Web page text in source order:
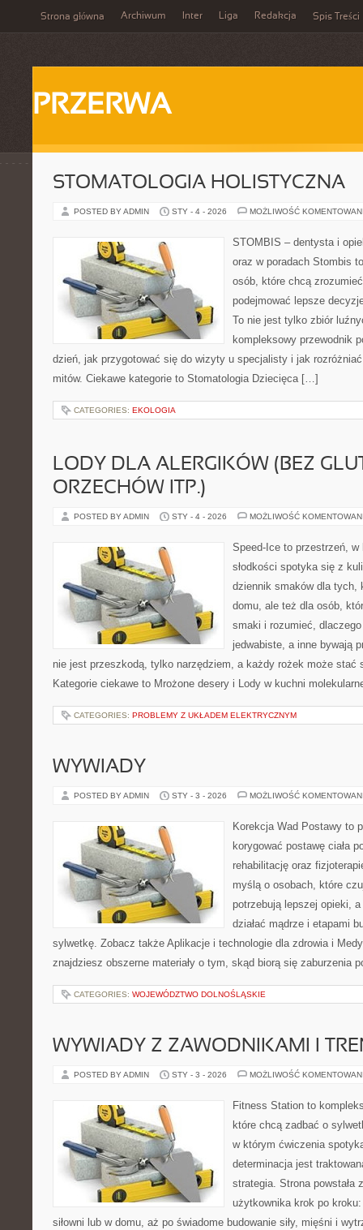
Strona główna Archiwum Inter Liga Redakcja Spis Treści
PRZERWA
STOMATOLOGIA HOLISTYCZNA
POSTED BY ADMIN STY - 4 - 2026 MOŻLIWOŚĆ
STOMBIS – dentysta i
oraz w poradach Stombis
osób, które chcą
podejmować lepsze
To nie jest tylko zbiór
kompleksowy przewodnik
dzień, jak przygotować się do wizyty u specjalisty i jak
mitów. Ciekawe kategorie to Stomatologia Dziecięca […]
CATEGORIES: EKOLOGIA
LODY DLA ALERGIKÓW (BEZ
ORZECHÓW ITP.)
POSTED BY ADMIN STY - 4 - 2026 MOŻLIWOŚĆ
Speed-Ice to przestrzeń,
słodkości spotyka się z
dziennik smaków dla tych,
domu, ale też dla osób,
smaki i rozumieć,
jedwabiste, a inne bywają
nie jest przeszkodą, tylko narzędziem, a każdy rożek może stać
Kategorie ciekawe to Mrożone desery i Lody w kuchni
CATEGORIES: PROBLEMY Z UKŁADEM ELEKTRYCZNYM
WYWIADY
POSTED BY ADMIN STY - 3 - 2026 MOŻLIWOŚĆ
Korekcja Wad Postawy to
korygować postawę ciała
rehabilitację oraz
myślą o osobach, które
potrzebują lepszej opieki,
działać mądrze i etapami
sylwetkę. Zobacz także Aplikacje i technologie dla zdrowia i
znajdziesz obszerne materiały o tym, skąd biorą się zaburzenia
CATEGORIES: WOJEWÓDZTWO DOLNOŚLĄSKIE
WYWIADY Z ZAWODNIKAMI I
POSTED BY ADMIN STY - 3 - 2026 MOŻLIWOŚĆ
Fitness Station to
które chcą zadbać o
w którym ćwiczenia
determinacja jest
strategia. Strona
użytkownika krok po
siłowni lub w domu, aż po świadome budowanie siły, mięśni i